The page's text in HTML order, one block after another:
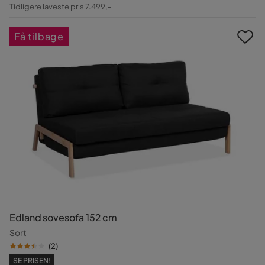
Tidligere laveste pris 7.499,-
Edland sovesofa 152 cm
Sort
(2)
SE PRISEN!
Få tilbage